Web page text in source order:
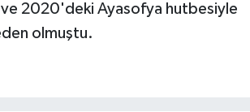
ve 2020'deki Ayasofya hutbesiyle
olmuştu.